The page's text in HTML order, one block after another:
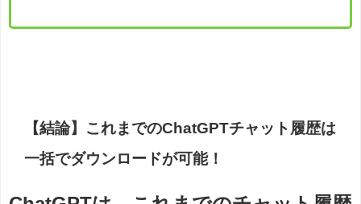
【結論】これまでのChatGPTチャット履歴は
一括でダウンロードが可能！